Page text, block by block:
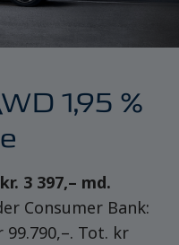
1,95 %
3 397,– md.
Consumer Bank:
Tot. kr